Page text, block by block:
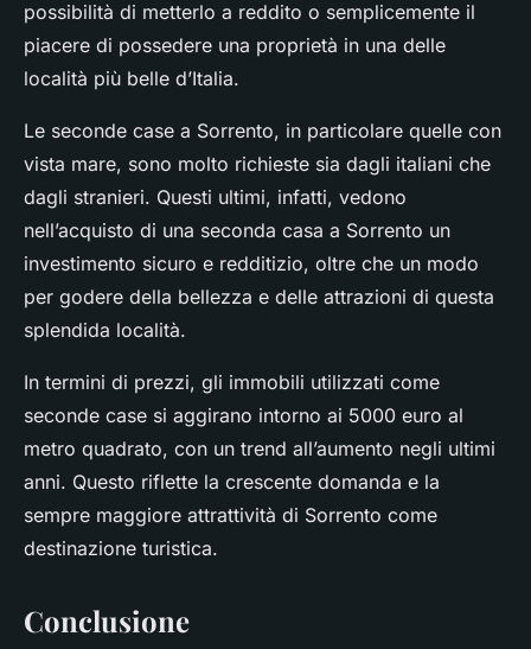
possibilità di metterlo a reddito o semplicemente il
piacere di possedere una proprietà in una delle
località più belle d’Italia.
Le seconde case a Sorrento, in particolare quelle con
vista mare, sono molto richieste sia dagli italiani che
dagli stranieri. Questi ultimi, infatti, vedono
nell’acquisto di una seconda casa a Sorrento un
investimento sicuro e redditizio, oltre che un modo
per godere della bellezza e delle attrazioni di questa
splendida località.
In termini di prezzi, gli immobili utilizzati come
seconde case si aggirano intorno ai 5000 euro al
metro quadrato, con un trend all’aumento negli ultimi
anni. Questo riflette la crescente domanda e la
sempre maggiore attrattività di Sorrento come
destinazione turistica.
Conclusione